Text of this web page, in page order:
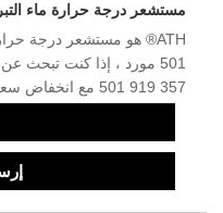
مستشعر درجة حرارة ماء التبريد 357
501 مورد ، إذا كنت تبحث
357 919 501 مع انخفاض سعره ، استشرنا الآن!